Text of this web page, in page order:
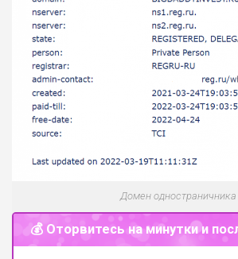
Домен одностраничника
💰 Оторвитесь на минутки и